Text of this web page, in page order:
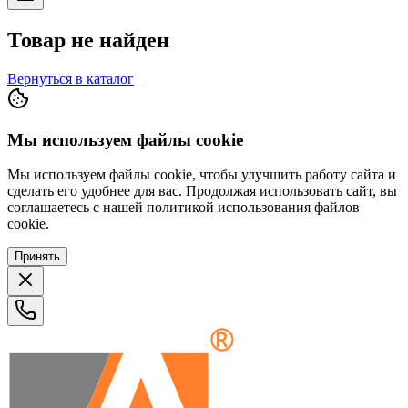
Товар не найден
Вернуться в каталог
Мы используем файлы cookie
Мы используем файлы cookie, чтобы улучшить работу сайта и
сделать его удобнее для вас. Продолжая использовать сайт, вы
соглашаетесь с нашей политикой использования файлов
cookie.
Принять